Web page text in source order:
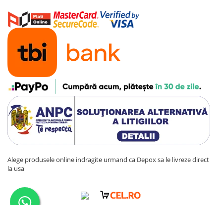
Alege produsele online indragite urmand ca Depox sa le livreze direct
la usa